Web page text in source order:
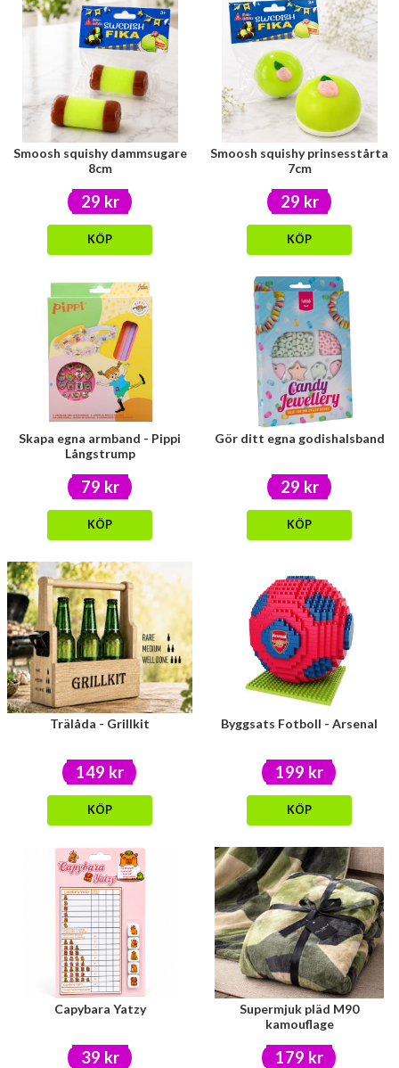
Smoosh squishy dammsugare
8cm
29 kr
KÖP
Smoosh squishy prinsesstårta
7cm
29 kr
KÖP
Skapa egna armband - Pippi
Långstrump
79 kr
KÖP
Gör ditt egna godishalsband
29 kr
KÖP
Trälåda - Grillkit
149 kr
KÖP
Byggsats Fotboll - Arsenal
199 kr
KÖP
Capybara Yatzy
39 kr
Supermjuk pläd M90
kamouflage
179 kr